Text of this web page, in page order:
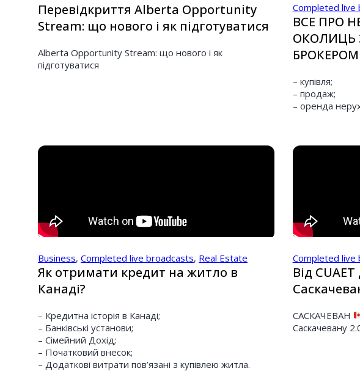
Перевідкриття Alberta Opportunity
Stream: що нового і як підготуватися
Alberta Opportunity Stream: що нового і як
підготуватися
Completed live
ВСЕ ПРО
ОКОЛИЦЬ
– купівля;
– продаж;
– оренда
Business, Completed live broadcasts, Real Estate
Як отримати кредит на житло в
Канаді?
– Кредитна історія в Канаді;
– Банківські установи;
– Сімейний Дохід;
– Початковий внесок;
– Додаткові витрати пов’язані з купівлею житла.
Completed live
Від
САСКАЧЕВАН
Саскачевану